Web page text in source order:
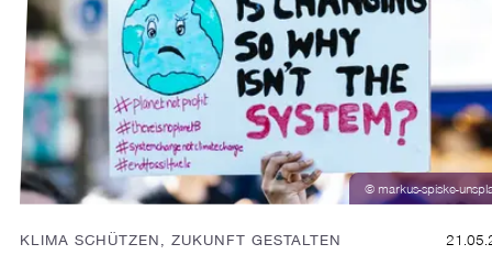
© markus-spiske-
KLIMA SCHÜTZEN, ZUKUNFT GESTALTEN